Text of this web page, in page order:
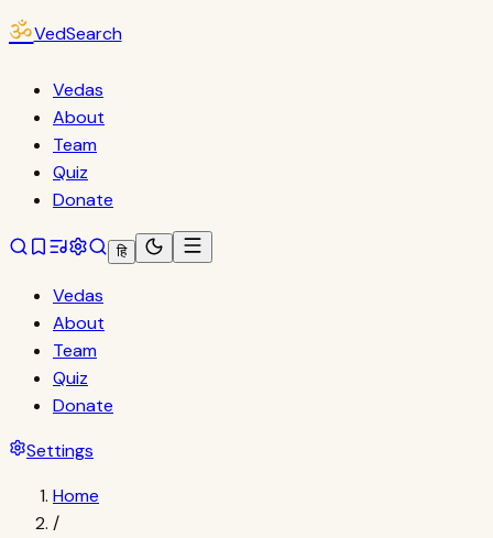
ॐVedSearch
Vedas
About
Team
Quiz
Donate
हि
Vedas
About
Team
Quiz
Donate
Settings
Home
/